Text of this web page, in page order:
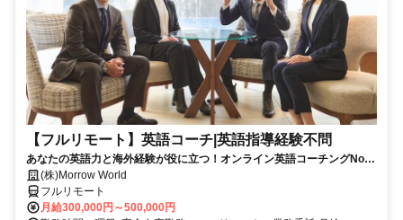
【フルリモート】英語コーチ|英語指導経験不問
あなたの英語力と海外経験が役に立つ！オンライン英語コーチングNo1
のイングリード
(株)Morrow World
フルリモート
月給300,000円～500,000円